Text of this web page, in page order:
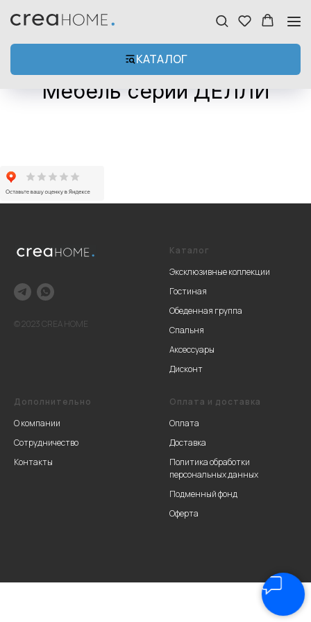
КАТАЛОГ
Мебель серии ДЕЛЛИ
© 2023 CREA HOME
Каталог
Эксклюзивные коллекции
Гостиная
Обеденная группа
Спальня
Аксессуары
Дисконт
Дополнительно
О компании
Сотрудничество
Контакты
Оплата и доставка
Оплата
Доставка
Политика обработки
персональных данных
Подменный фонд
Оферта